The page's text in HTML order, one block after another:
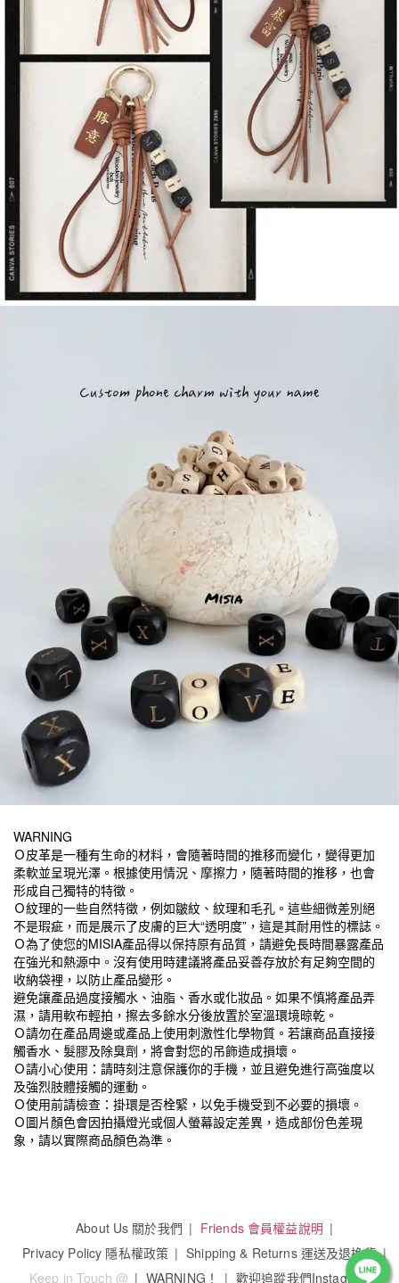
WARNING
Ｏ皮革是一種有生命的材料，會隨著時間的推移而變化，變得更加
柔軟並呈現光澤。根據使用情況、摩擦力，隨著時間的推移，也會
形成自己獨特的特徵。
Ｏ紋理的一些自然特徵，例如皺紋、紋理和毛孔。這些細微差別絕
不是瑕疵，而是展示了皮膚的巨大“透明度”，這是其耐用性的標誌。
Ｏ為了使您的MISIA產品得以保持原有品質，請避免長時間暴露產品
在強光和熱源中。沒有使用時建議將產品妥善存放於有足夠空間的
收納袋裡，以防止產品變形。
避免讓產品過度接觸水、油脂、香水或化妝品。如果不慎將產品弄
濕，請用軟布輕拍，擦去多餘水分後放置於室溫環境晾乾。
Ｏ請勿在產品周邊或產品上使用刺激性化學物質。若讓商品直接接
觸香水、髮膠及除臭劑，將會對您的吊飾造成損壞。
Ｏ請小心使用：請時刻注意保護你的手機，並且避免進行高強度以
及強烈肢體接觸的運動。
Ｏ使用前請檢查：掛環是否栓緊，以免手機受到不必要的損壞。
Ｏ圖片顏色會因拍攝燈光或個人螢幕設定差異，造成部份色差現
象，請以實際商品顏色為準。
About Us 關於我們
Friends 會員權益說明
Privacy Policy 隱私權政策
Shipping & Returns 運送及退換貨
Keep in Touch @
WARNING！ 歡迎追蹤我們Instagram